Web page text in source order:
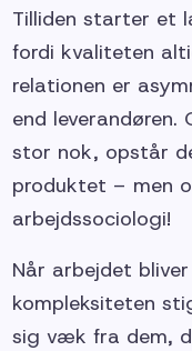
Tilliden starter et
fordi kvaliteten
relationen er
end leverandøren.
stor nok, opstår
produktet – men
arbejdssociologi!
Når arbejdet
kompleksiteten
sig væk fra dem,